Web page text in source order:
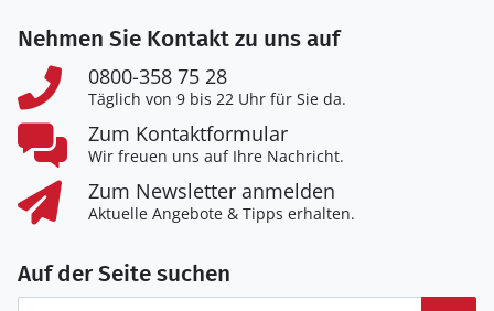
Nehmen Sie Kontakt zu uns auf
0800-358 75 28
Täglich von 9 bis 22 Uhr für Sie da.
Zum Kontaktformular
Wir freuen uns auf Ihre Nachricht.
Zum Newsletter anmelden
Aktuelle Angebote & Tipps erhalten.
Auf der Seite suchen